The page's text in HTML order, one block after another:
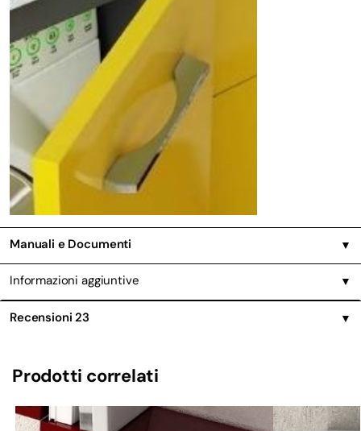
Manuali e Documenti ▼
Informazioni aggiuntive ▼
Recensioni23 ▼
Prodotti correlati